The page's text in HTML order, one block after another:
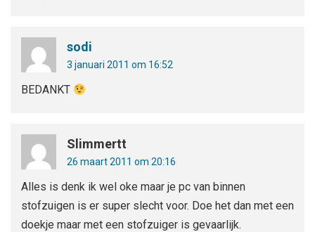
sodi
3 januari 2011 om 16:52
BEDANKT
Slimmertt
26 maart 2011 om 20:16
Alles is denk ik wel oke maar je pc van binnen
stofzuigen is er super slecht voor. Doe het dan met een
doekje maar met een stofzuiger is gevaarlijk.